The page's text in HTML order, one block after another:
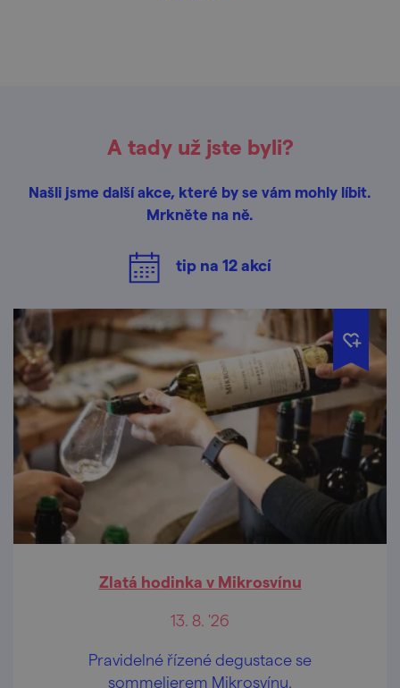
A tady už jste byli?
Našli jsme další akce, které by se vám mohly líbit.
Mrkněte na ně.
tip na 12akcí
Zlatá hodinka v Mikrosvínu
13. 8. '26
Pravidelné řízené degustace se
sommelierem Mikrosvínu.